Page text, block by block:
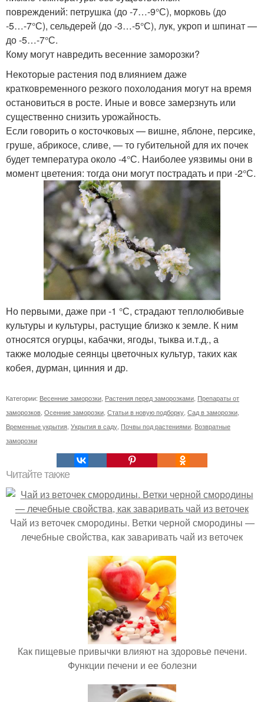
повреждений: петрушка (до -7…-9°С), морковь (до
-5…-7°С), сельдерей (до -3…-5°С), лук, укроп и шпинат —
до -5…-7°С.
Кому могут навредить весенние заморозки?
Некоторые растения под влиянием даже
кратковременного резкого похолодания могут на время
остановиться в росте. Иные и вовсе замерзнуть или
существенно снизить урожайность.
Если говорить о косточковых — вишне, яблоне, персике,
груше, абрикосе, сливе, — то губительной для их почек
будет температура около -4°С. Наиболее уязвимы они в
момент цветения: тогда они могут пострадать и при -2°С.
Но первыми, даже при -1 °С, страдают теплолюбивые
культуры и культуры, растущие близко к земле. К ним
относятся огурцы, кабачки, ягоды, тыква и.т.д., а
также молодые сеянцы цветочных культур, таких как
кобея, дурман, цинния и др.
Категории: Весенние заморозки Растения перед заморозками Препараты от
заморозков Осенние заморозки Статьи в новую подборку Сад в заморозки
Временные укрытия Укрытия в саду Почвы под растениями Возвратные
заморозки
Читайте также
Чай из веточек смородины. Ветки черной смородины —
лечебные свойства, как заваривать чай из веточек
Как пищевые привычки влияют на здоровье печени.
Функции печени и ее болезни